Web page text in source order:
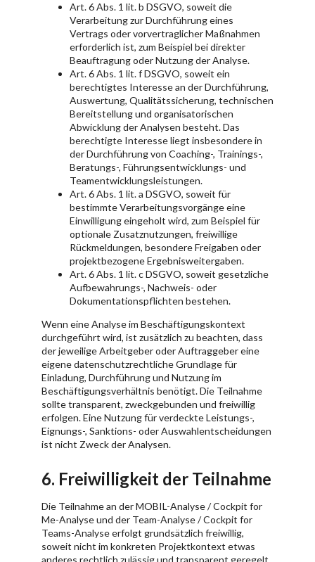
Art. 6 Abs. 1 lit. b DSGVO, soweit die
Verarbeitung zur Durchführung eines
Vertrags oder vorvertraglicher Maßnahmen
erforderlich ist, zum Beispiel bei direkter
Beauftragung oder Nutzung der Analyse.
Art. 6 Abs. 1 lit. f DSGVO, soweit ein
berechtigtes Interesse an der Durchführung,
Auswertung, Qualitätssicherung, technischen
Bereitstellung und organisatorischen
Abwicklung der Analysen besteht. Das
berechtigte Interesse liegt insbesondere in
der Durchführung von Coaching-, Trainings-,
Beratungs-, Führungsentwicklungs- und
Teamentwicklungsleistungen.
Art. 6 Abs. 1 lit. a DSGVO, soweit für
bestimmte Verarbeitungsvorgänge eine
Einwilligung eingeholt wird, zum Beispiel für
optionale Zusatznutzungen, freiwillige
Rückmeldungen, besondere Freigaben oder
projektbezogene Ergebnisweitergaben.
Art. 6 Abs. 1 lit. c DSGVO, soweit gesetzliche
Aufbewahrungs-, Nachweis- oder
Dokumentationspflichten bestehen.
Wenn eine Analyse im Beschäftigungskontext
durchgeführt wird, ist zusätzlich zu beachten, dass
der jeweilige Arbeitgeber oder Auftraggeber eine
eigene datenschutzrechtliche Grundlage für
Einladung, Durchführung und Nutzung im
Beschäftigungsverhältnis benötigt. Die Teilnahme
sollte transparent, zweckgebunden und freiwillig
erfolgen. Eine Nutzung für verdeckte Leistungs-,
Eignungs-, Sanktions- oder Auswahlentscheidungen
ist nicht Zweck der Analysen.
6. Freiwilligkeit der Teilnahme
Die Teilnahme an der MOBIL-Analyse / Cockpit for
Me-Analyse und der Team-Analyse / Cockpit for
Teams-Analyse erfolgt grundsätzlich freiwillig,
soweit nicht im konkreten Projektkontext etwas
anderes rechtlich zulässig und transparent geregelt